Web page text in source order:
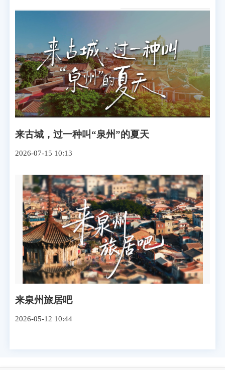
来古城，过一种叫“泉州”的夏天
2026-07-15 10:13
来泉州旅居吧
2026-05-12 10:44